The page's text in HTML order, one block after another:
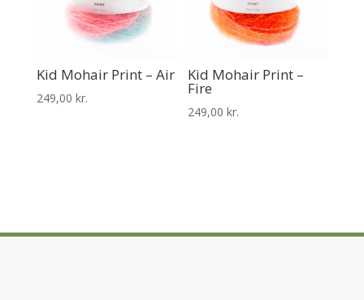
Kid Mohair Print – Air
249,00 kr.
Kid Mohair Print –
Fire
249,00kr.